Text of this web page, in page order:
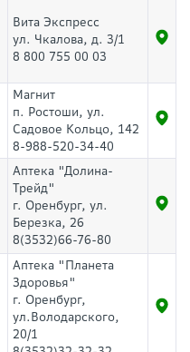
Вита Экспресс
ул. Чкалова, д. 3/1
8 800 755 00 03
Магнит
п. Ростоши, ул.
Садовое Кольцо, 142
8-988-520-34-40
Аптека "Долина-
Трейд"
г. Оренбург, ул.
Березка, 26
8(3532)66-76-80
Аптека "Планета
Здоровья"
г. Оренбург,
ул.Володарского,
20/1